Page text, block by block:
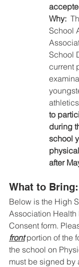
Why:
School
School
current
to
during
school
after
What to Bring:
Below is the High
Association Health
Consent form.
front portion of the
the school on
must be signed by